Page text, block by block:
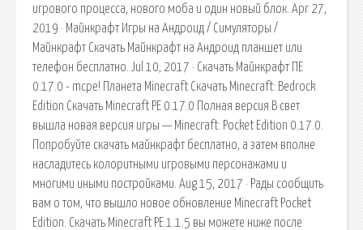
игрового процесса, нового моба и один новый блок. Apr 27,
2019 · Майнкрафт Игры на Андроид / Симуляторы /
Майнкрафт Скачать Майнкрафт на Андроид планшет или
телефон бесплатно. Jul 10, 2017 · Скачать Майнкрафт ПЕ
0.17.0 - mcpe! Планета Minecraft Скачать Minecraft: Bedrock
Edition Скачать Minecraft PE 0.17.0 Полная версия В свет
вышла новая версия игры — Minecraft: Pocket Edition 0.17.0.
Попробуйте скачать майнкрафт бесплатно, а затем вполне
насладитесь колоритными игровыми персонажами и
многими иными постройками. Aug 15, 2017 · Рады сообщить
вам о том, что вышло новое обновление Minecraft Pocket
Edition. Скачать Minecraft PE 1.1.5 вы можете ниже после